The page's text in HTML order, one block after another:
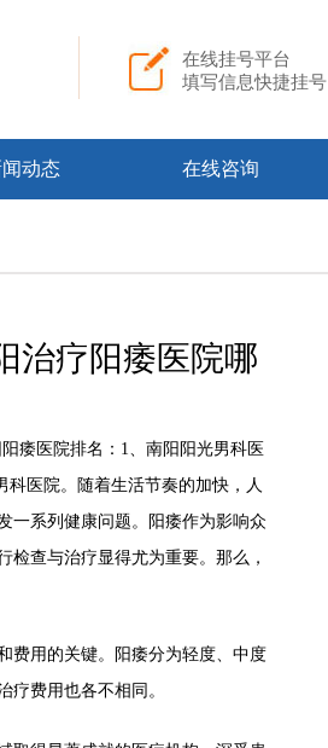
在线挂号平台
填写信息快捷挂号
动态 在线咨询
治疗阳痿医院哪
痿医院排名：1、南阳阳光男科医
科医院。随着生活节奏的加快，人
一系列健康问题。阳痿作为影响众
检查与治疗显得尤为重要。那么，
用的关键。阳痿分为轻度、中度
疗费用也各不相同。